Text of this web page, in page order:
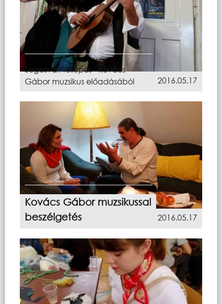
Segesvári fellépés - Kovács
Gábor muzsikus előadásából
2016.05.17
Kovács Gábor muzsikussal
beszélgetés
2016.05.17